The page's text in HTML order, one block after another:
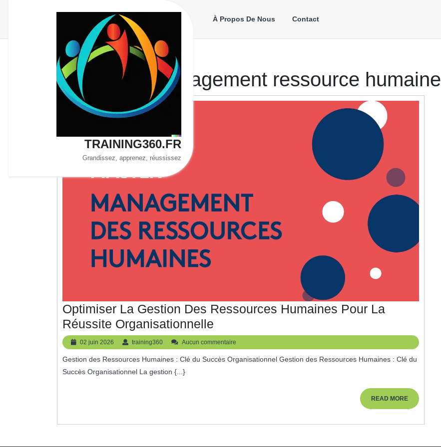
TRAINING360.FR
Grandissez, apprenez, réussissez
À Propos De Nous Contact
Étiquette :management ressource humaine
Optimiser La Gestion Des Ressources Humaines Pour La
Réussite Organisationnelle
La
Gestion
La
Réussite
02 juin 2026
02
juin
2026
training360 training360
Aucun commentaire
Gestion des Ressources Humaines : Clé du Succès Organisationnel Gestion des Ressources Humaines : Clé du
Succès Organisationnel La gestion {...}
READ MOREREAD
MORE